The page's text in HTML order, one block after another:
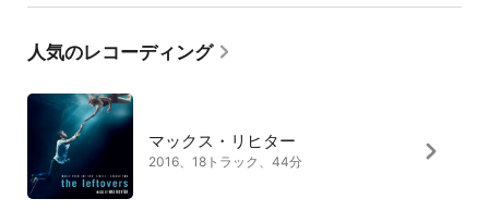
検索
人気のレコーディング
マックス・リヒター
2016、18トラック、44分